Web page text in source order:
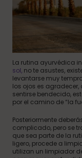
La rutina ayurvédica
sol, no te asustes,
levantarse muy
los ojos es
sentirse bendecido,
por el camino de “la
Posteriormente
complicado, pero se
que sea parte de la
ligero, procede a
utilizan un limpiador